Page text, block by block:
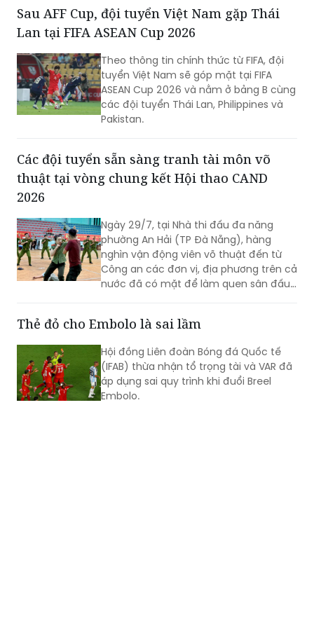
Sau AFF Cup, đội tuyển Việt Nam gặp Thái
Lan tại FIFA ASEAN Cup 2026
Theo thông tin chính thức từ FIFA, đội
tuyển Việt Nam sẽ góp mặt tại FIFA
ASEAN Cup 2026 và nằm ở bảng B cùng
các đội tuyển Thái Lan, Philippines và
Pakistan.
Các đội tuyển sẵn sàng tranh tài môn võ
thuật tại vòng chung kết Hội thao CAND
2026
Ngày 29/7, tại Nhà thi đấu đa năng
phường An Hải (TP Đà Nẵng), hàng
nghìn vận động viên võ thuật đến từ
Công an các đơn vị, địa phương trên cả
nước đã có mặt để làm quen sân đấu,
vào thi đấu tại Vòng Chung kết Hội thao
nhân dân (CAND)năm 2026.
Thẻ đỏ cho Embolo là sai lầm
Hội đồng Liên đoàn Bóng đá Quốc tế
(IFAB) thừa nhận tổ trọng tài và VAR đã
áp dụng sai quy trình khi đuổi Breel
Embolo.